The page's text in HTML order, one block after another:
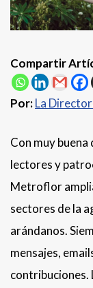
Compartir
Por:La
Con muy
lectores y
Metroflor
sectores de la
arándanos.
mensajes,
contribuciones.